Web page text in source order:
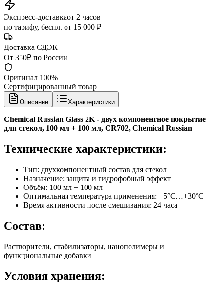
Экспресс-доставкаот 2 часов
по тарифу, беспл. от 15 000 ₽
Доставка СДЭК
От 350₽ по России
Оригинал 100%
Сертифицированный товар
Описание Характеристики
Chemical Russian Glass 2K - двух компонентное покрытие
для стекол, 100 мл + 100 мл, CR702, Chemical Russian
Технические характеристики:
Тип: двухкомпонентный состав для стекол
Назначение: защита и гидрофобный эффект
Объём: 100 мл + 100 мл
Оптимальная температура применения: +5°C…+30°C
Время активности после смешивания: 24 часа
Состав:
Растворители, стабилизаторы, нанополимеры и
функциональные добавки
Условия хранения: